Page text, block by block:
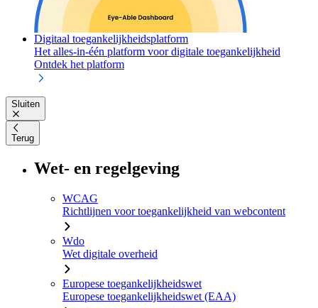
Digitaal toegankelijkheidsplatform
Het alles-in-één platform voor digitale toegankelijkheid
Ontdek het platform
Sluiten
Terug
Wet- en regelgeving
WCAG
Richtlijnen voor toegankelijkheid van webcontent
Wdo
Wet digitale overheid
Europese toegankelijkheidswet
Europese toegankelijkheidswet (EAA)